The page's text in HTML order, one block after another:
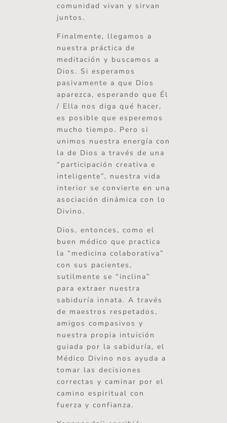
comunidad vivan y sirvan
juntos.
Finalmente, llegamos a
nuestra práctica de
meditación y buscamos a
Dios. Si esperamos
pasivamente a que Dios
aparezca, esperando que Él
/ Ella nos diga qué hacer,
es posible que esperemos
mucho tiempo. Pero si
unimos nuestra energía con
la de Dios a través de una
“participación creativa e
inteligente”, nuestra vida
interior se convierte en una
asociación dinámica con lo
Divino.
Dios, entonces, como el
buen médico que practica
la “medicina colaborativa”
con sus pacientes,
sutilmente se “inclina”
para extraer nuestra
sabiduría innata. A través
de maestros respetados,
amigos compasivos y
nuestra propia intuición
guiada por la sabiduría, el
Médico Divino nos ayuda a
tomar las decisiones
correctas y caminar por el
camino espiritual con
fuerza y ​​confianza.